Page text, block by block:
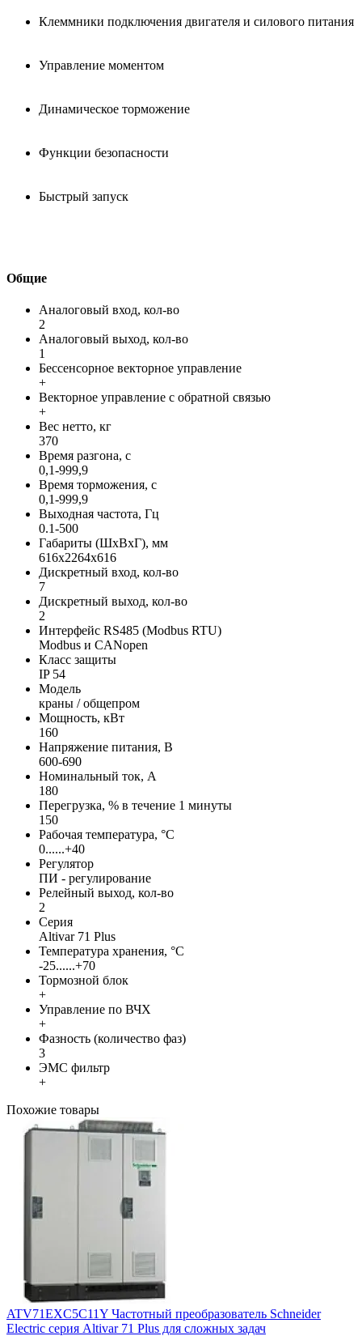
Клеммники подключения двигателя и силового питания
Управление моментом
Динамическое торможение
Функции безопасности
Быстрый запуск
Общие
Аналоговый вход, кол-во
2
Аналоговый выход, кол-во
1
Бессенсорное векторное управление
+
Векторное управление с обратной связью
+
Вес нетто, кг
370
Время разгона, с
0,1-999,9
Время торможения, с
0,1-999,9
Выходная частота, Гц
0.1-500
Габариты (ШхВхГ), мм
616х2264х616
Дискретный вход, кол-во
7
Дискретный выход, кол-во
2
Интерфейс RS485 (Modbus RTU)
Modbus и CANopen
Класс защиты
IP 54
Модель
краны / общепром
Мощность, кВт
160
Напряжение питания, В
600-690
Номинальный ток, А
180
Перегрузка, % в течение 1 минуты
150
Рабочая температура, °С
0......+40
Регулятор
ПИ - регулирование
Релейный выход, кол-во
2
Серия
Altivar 71 Plus
Температура хранения, °С
-25......+70
Тормозной блок
+
Управление по ВЧХ
+
Фазность (количество фаз)
3
ЭМС фильтр
+
Похожие товары
ATV71EXC5С11Y Частотный преобразователь Schneider
Electric серия Altivar 71 Plus для сложных задач